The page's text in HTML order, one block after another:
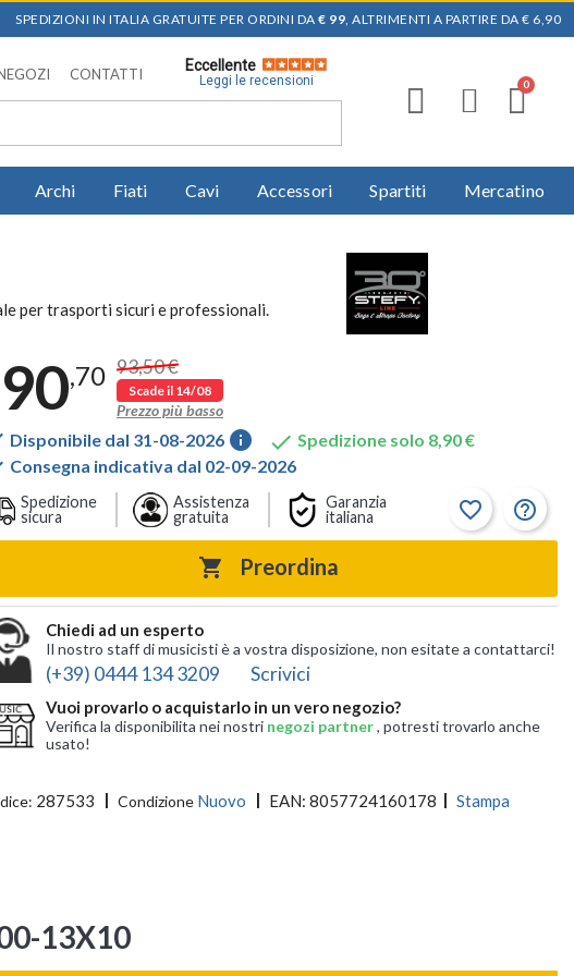
SPEDIZIONI IN ITALIA GRATUITE PER ORDINI DA € 99, ALTRIMENTI A PARTIRE DA € 6,90
CONTATTI
Eccellente
Leggi le recensioni
Archi Fiati Cavi Accessori Spartiti Mercatino
per trasporti sicuri e professionali.
90,70 93,50 €
Scade il 14/08
Prezzo più basso
Disponibile dal 31-08-2026 info  Spedizione solo 8,90 €
Consegna indicativa dal 02-09-2026
Spedizione
sicura
Assistenza
gratuita
Garanzia
italiana
favorite_border help_outline
 Preordina
Chiedi ad un esperto
Il nostro staff di musicisti è a vostra disposizione, non esitate a contattarci!
(+39) 0444 134 3209 Scrivici
Vuoi provarlo o acquistarlo in un vero negozio?
Verifica la disponibilita nei nostri negozi partner, potresti trovarlo anche
usato!
287533 Condizione Nuovo EAN: 8057724160178 Stampa
13X10